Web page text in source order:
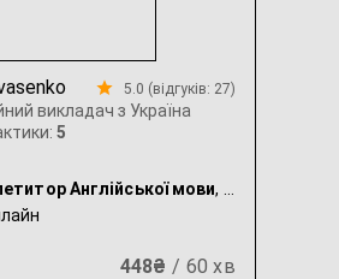
викладач з Україна
5
5.0 (відгуків: 27)
Англійської мови, Репетитор Німецької мови
448₴ / 60 хв